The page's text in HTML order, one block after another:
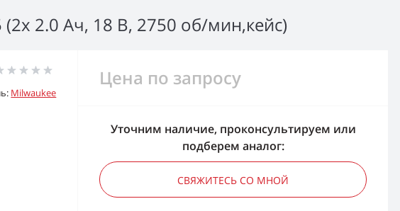
2.0 Ач, 18 В, 2750 об/мин,кейс)
Milwaukee
Цена по запросу
Уточним наличие, проконсультируем или
подберем аналог:
СВЯЖИТЕСЬ СО МНОЙ